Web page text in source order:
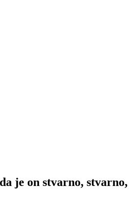
je on stvarno, stvarno,